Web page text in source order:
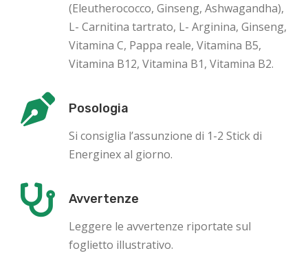
(Eleutherococco, Ginseng, Ashwagandha),
L- Carnitina tartrato, L- Arginina, Ginseng,
Vitamina C, Pappa reale, Vitamina B5,
Vitamina B12, Vitamina B1, Vitamina B2.
Posologia
Si consiglia l’assunzione di 1-2 Stick di
Energinex al giorno.
Avvertenze
Leggere le avvertenze riportate sul
foglietto illustrativo.